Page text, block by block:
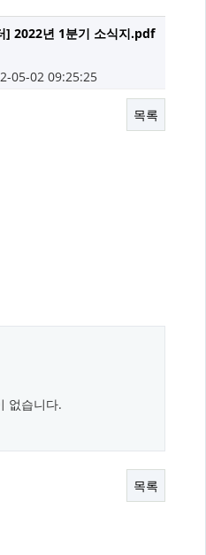
] 2022년 1분기 소식지.pdf
05-02 09:25:25
목록
없습니다.
목록